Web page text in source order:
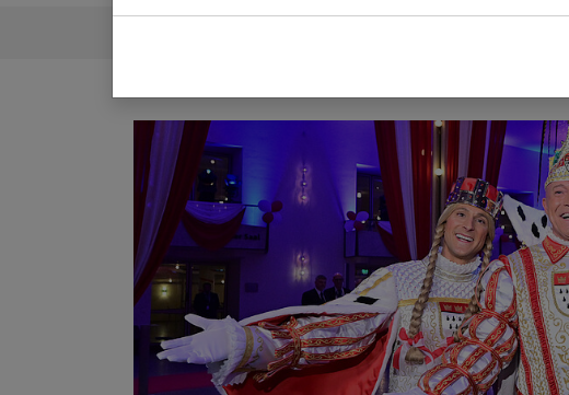
Skip to main contentYou are here: